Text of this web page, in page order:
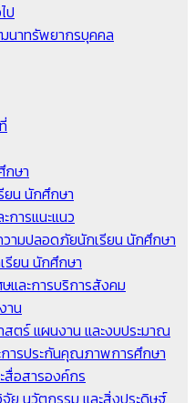
ป
นาทรัพยากรบุคคล
กษา
ยน นักศึกษา
การแนะแนว
ามปลอดภัยนักเรียน นักศึกษา
รียน นักศึกษา
และการบริการสังคม
าน
ตร์ แผนงาน และงบประมาณ
การประกันคุณภาพการศึกษา
สื่อสารองค์กร